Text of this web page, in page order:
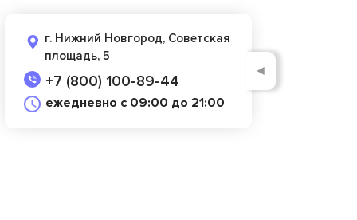
г. Нижний Новгород, Советская
площадь, 5
+7 (800) 100-89-44
ежедневно с 09:00 до 21:00
◄